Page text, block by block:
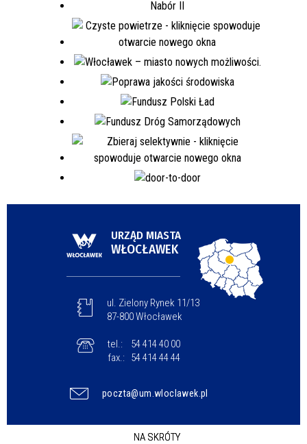
URZĄD MIASTA
WŁOCŁAWEK
ul. Zielony Rynek 11/13
87-800 Włocławek
tel.:
54 414 40 00
fax.:
54 414 44 44
poczta@um.wloclawek.pl
NA SKRÓTY